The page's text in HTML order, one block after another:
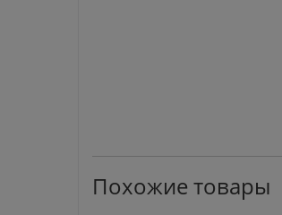
Похожие товары